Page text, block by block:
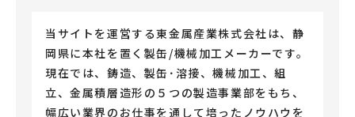
当サイトを運営する東金属産業株式会社は、静
岡県に本社を置く製缶/機械加工メーカーです。
現在では、鋳造、製缶･溶接、機械加工、組
立、金属積層造形の５つの製造事業部をもち、
幅広い業界のお仕事を通して培ったノウハウを